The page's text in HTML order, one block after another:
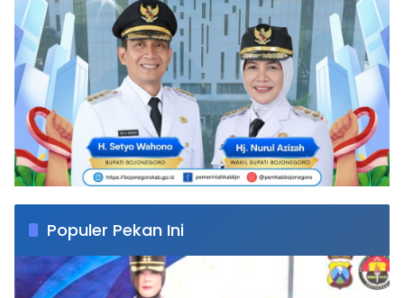
Populer Pekan Ini